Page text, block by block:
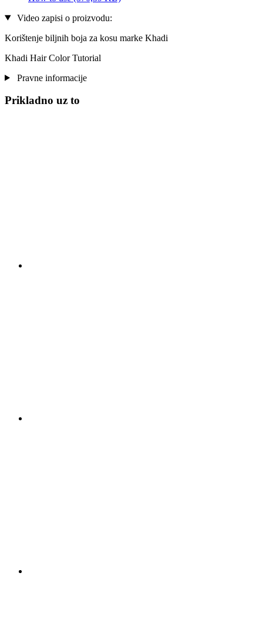
Video zapisi o proizvodu:
Korištenje biljnih boja za kosu marke Khadi
Khadi Hair Color Tutorial
Pravne informacije
Prikladno uz to